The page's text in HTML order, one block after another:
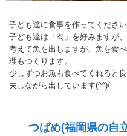
子ども達に食事を作ってください
子ども達は「肉」を好みますが
考えて魚を出しますが、魚を食
理もつくります。
少しずつお魚も食べてくれると
夫しながら出しています(^^)/
つばめ(福岡県の自